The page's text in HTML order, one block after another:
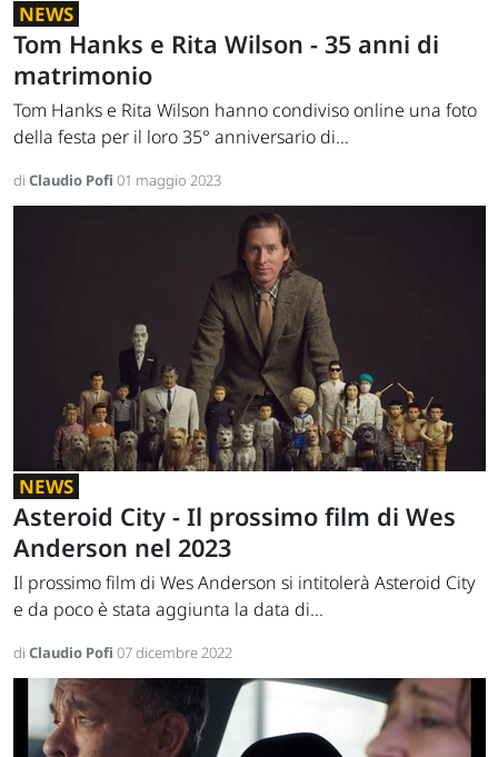
NEWS
Tom Hanks e Rita Wilson - 35 anni di
matrimonio
Tom Hanks e Rita Wilson hanno condiviso online una foto
della festa per il loro 35° anniversario di...
di Claudio Pofi 01 maggio 2023
NEWS
Asteroid City - Il prossimo film di Wes
Anderson nel 2023
Il prossimo film di Wes Anderson si intitolerà Asteroid City
e da poco è stata aggiunta la data di...
di Claudio Pofi 07 dicembre 2022